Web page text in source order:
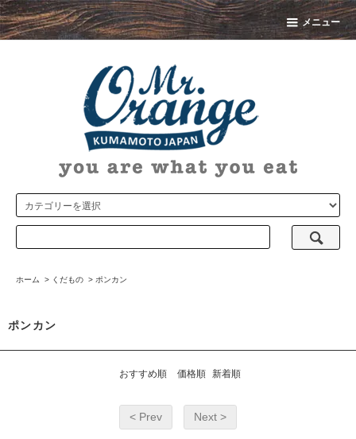
メニュー
ホーム > くだもの > ポンカン
ポンカン
おすすめ順 価格順 新着順
< Prev Next >